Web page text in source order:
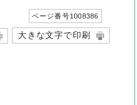
ページ番号1008386
大きな文字で印刷